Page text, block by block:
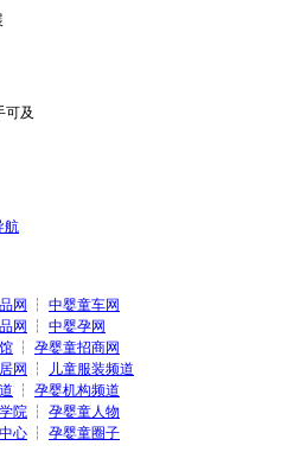
可及
航
网 ┆ 中婴童车网
网 ┆ 中婴孕网
┆ 孕婴童招商网
网 ┆
儿童服装频道
┆ 孕婴机构频道
院 ┆ 孕婴童人物
心 ┆ 孕婴童圈子